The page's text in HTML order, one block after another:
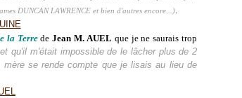
DUNCAN LAWRENCE et bien d'autres encore...).
la TerredeJean M. AUEL que je ne saurais trop
qu'il m'était impossible de le lâcher plus de 2
se rende compte que je lisais au lieu de